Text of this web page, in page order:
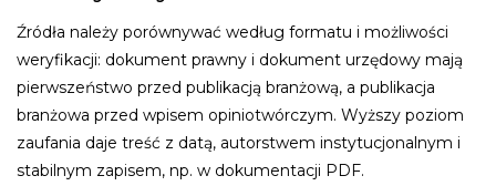
Źródła należy porównywać według formatu i możliwości
weryfikacji: dokument prawny i dokument urzędowy mają
pierwszeństwo przed publikacją branżową, a publikacja
branżowa przed wpisem opiniotwórczym. Wyższy poziom
zaufania daje treść z datą, autorstwem instytucjonalnym i
stabilnym zapisem, np. w dokumentacji PDF.